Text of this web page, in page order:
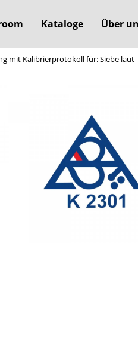
Kataloge Über
mit Kalibrierprotokoll für: Siebe laut
Was suchen Sie?
Wir empfehlen